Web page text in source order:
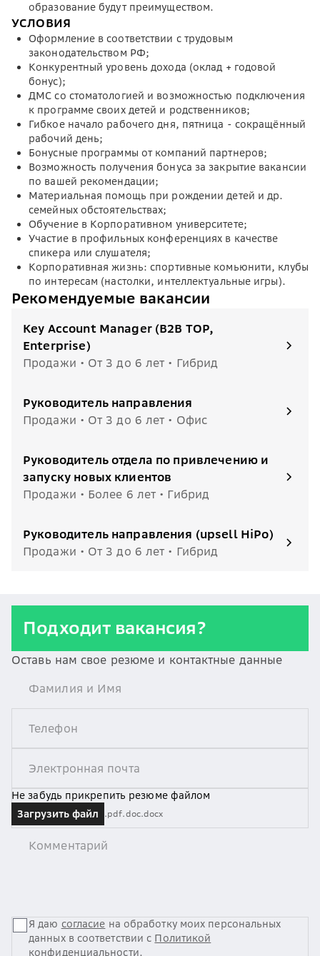
образование будут преимуществом.
УСЛОВИЯ
Оформление в соответствии с трудовым
законодательством РФ;
Конкурентный уровень дохода (оклад + годовой
бонус);
ДМС со стоматологией и возможностью подключения
к программе своих детей и родственников;
Гибкое начало рабочего дня, пятница - сокращённый
рабочий день;
Бонусные программы от компаний партнеров;
Возможность получения бонуса за закрытие вакансии
по вашей рекомендации;
Материальная помощь при рождении детей и др.
семейных обстоятельствах;
Обучение в Корпоративном университете;
Участие в профильных конференциях в качестве
спикера или слушателя;
Корпоративная жизнь: спортивные комьюнити, клубы
по интересам (настолки, интеллектуальные игры).
Рекомендуемые вакансии
Key Account Manager (B2B TOP,
Enterprise)
Продажи • От 3 до 6 лет • Гибрид
Руководитель направления
Продажи • От 3 до 6 лет • Офис
Руководитель отдела по привлечению и
запуску новых клиентов
Продажи • Более 6 лет • Гибрид
Руководитель направления (upsell HiPo)
Продажи • От 3 до 6 лет • Гибрид
Подходит вакансия?
Оставь нам свое резюме и контактные данные
Не забудь прикрепить резюме файлом
Загрузить файл
.pdf.doc.docx
Я даю согласие на обработку моих персональных
данных в соответствии с Политикой
конфиденциальности.